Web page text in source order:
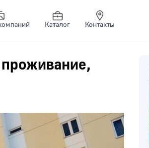
Каталог Контакты